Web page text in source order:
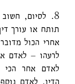
8. לסיום,
תותח או עורך
אחרי הכול
לרעהו – לאדם
לאדם אחר הכי
הדין, לאדם